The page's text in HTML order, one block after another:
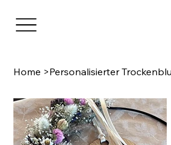
Home >Personalisierter